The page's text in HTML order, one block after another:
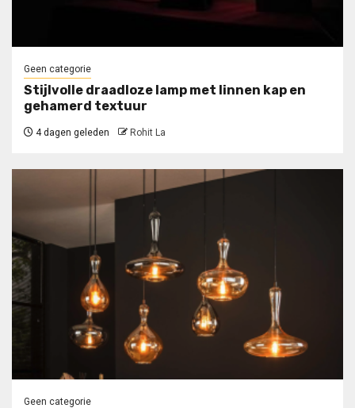
Geen categorie
Stijlvolle draadloze lamp met linnen kap en
gehamerd textuur
4 dagen geleden Rohit La
Geen categorie